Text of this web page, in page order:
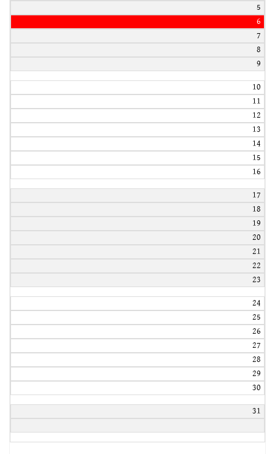
5
6
7
8
9
10
11
12
13
14
15
16
17
18
19
20
21
22
23
24
25
26
27
28
29
30
31